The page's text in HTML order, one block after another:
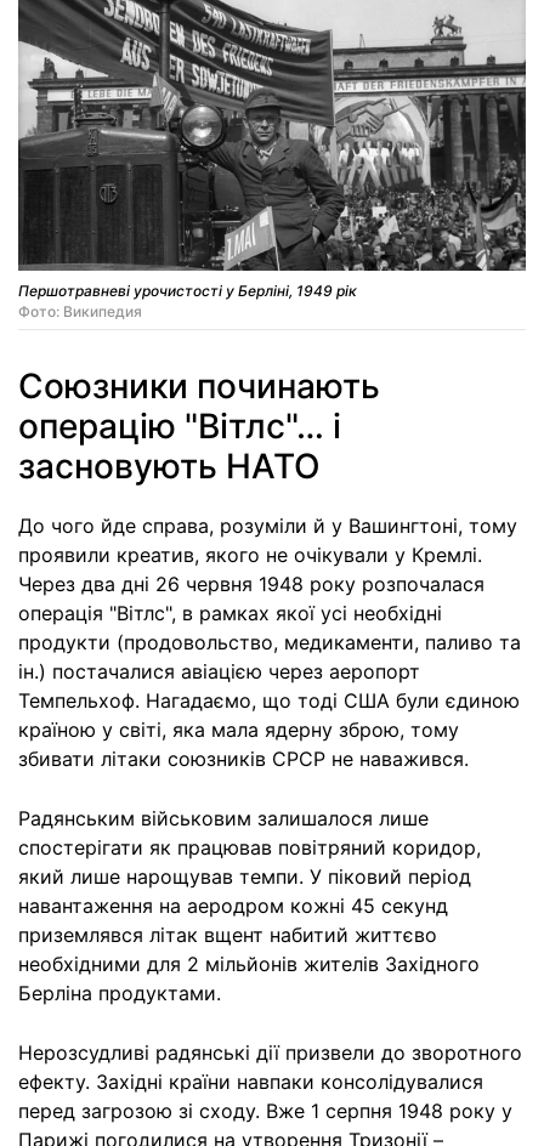
Першотравневі урочистості у Берліні, 1949 рік
Фото: Википедия
Союзники починають
операцію "Вітлс"… і
засновують НАТО
До чого йде справа, розуміли й у Вашингтоні, тому
проявили креатив, якого не очікували у Кремлі.
Через два дні 26 червня 1948 року розпочалася
операція "Вітлс", в рамках якої усі необхідні
продукти (продовольство, медикаменти, паливо та
ін.) постачалися авіацією через аеропорт
Темпельхоф. Нагадаємо, що тоді США були єдиною
країною у світі, яка мала ядерну зброю, тому
збивати літаки союзників СРСР не наважився.
Радянським військовим залишалося лише
спостерігати як працював повітряний коридор,
який лише нарощував темпи. У піковий період
навантаження на аеродром кожні 45 секунд
приземлявся літак вщент набитий життєво
необхідними для 2 мільйонів жителів Західного
Берліна продуктами.
Нерозсудливі радянські дії призвели до зворотного
ефекту. Західні країни навпаки консолідувалися
перед загрозою зі сходу. Вже 1 серпня 1948 року у
Парижі погодилися на утворення Тризонії –